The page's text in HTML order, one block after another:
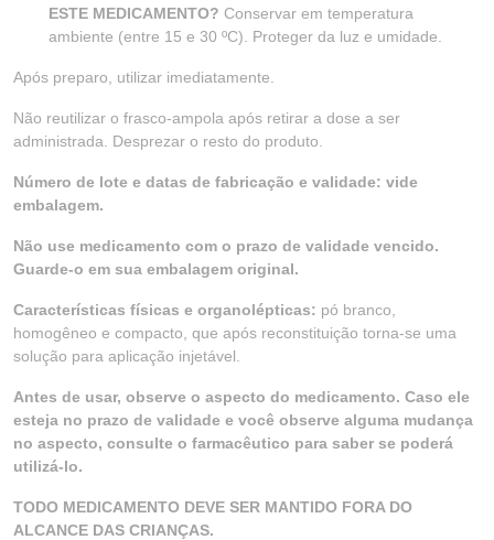
ESTE MEDICAMENTO? Conservar em temperatura
ambiente (entre 15 e 30 ºC). Proteger da luz e umidade.
Após preparo, utilizar imediatamente.
Não reutilizar o frasco-ampola após retirar a dose a ser
administrada. Desprezar o resto do produto.
Número de lote e datas de fabricação e validade: vide
embalagem.
Não use medicamento com o prazo de validade vencido.
Guarde-o em sua embalagem original.
Características físicas e organolépticas: pó branco,
homogêneo e compacto, que após reconstituição torna-se uma
solução para aplicação injetável.
Antes de usar, observe o aspecto do medicamento. Caso ele
esteja no prazo de validade e você observe alguma mudança
no aspecto, consulte o farmacêutico para saber se poderá
utilizá-lo.
TODO MEDICAMENTO DEVE SER MANTIDO FORA DO
ALCANCE DAS CRIANÇAS.